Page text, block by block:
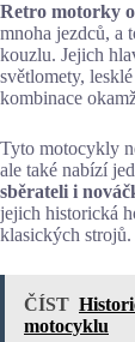
Retro motorky
mnoha jezdců, a
kouzlu. Jejich
světlomety,
kombinace
Tyto motocykly
ale také nabízí
sběrateli i
jejich historická
klasických strojů.
ČÍST
motocyklu